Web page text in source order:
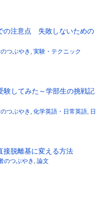
の注意点 失敗しないための
つぶやき , 実験・テクニック
験してみた～学部生の挑戦記
つぶやき , 化学英語・日常英語, 日
接脱離基に変える方法
のつぶやき , 論文